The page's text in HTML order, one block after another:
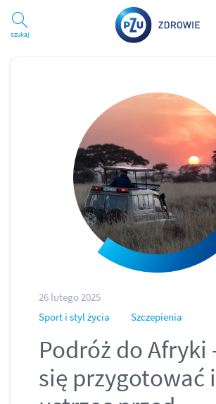
Szukaj
26 lutego 2025
Sport i styl życia
Szczepienia
Podróż do Afryki
się przygotować i